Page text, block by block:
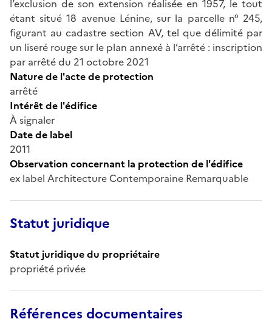
l’exclusion de son extension réalisée en 1957, le tout
étant situé 18 avenue Lénine, sur la parcelle n° 245,
figurant au cadastre section AV, tel que délimité par
un liseré rouge sur le plan annexé à l’arrêté : inscription
par arrêté du 21 octobre 2021
Nature de l'acte de protection
arrêté
Intérêt de l'édifice
À signaler
Date de label
2011
Observation concernant la protection de l'édifice
ex label Architecture Contemporaine Remarquable
Statut juridique
Statut juridique du propriétaire
propriété privée
Références documentaires